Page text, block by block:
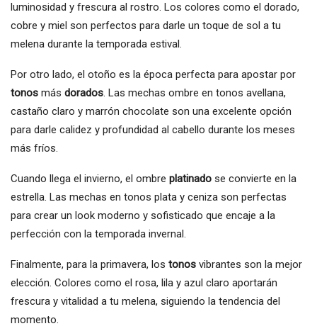
luminosidad y frescura al rostro. Los colores como el dorado,
cobre y miel son perfectos para darle un toque de sol a tu
melena durante la temporada estival.
Por otro lado, el otoño es la época perfecta para apostar por
tonos más dorados. Las mechas ombre en tonos avellana,
castaño claro y marrón chocolate son una excelente opción
para darle calidez y profundidad al cabello durante los meses
más fríos.
Cuando llega el invierno, el ombre platinado se convierte en la
estrella. Las mechas en tonos plata y ceniza son perfectas
para crear un look moderno y sofisticado que encaje a la
perfección con la temporada invernal.
Finalmente, para la primavera, los tonos vibrantes son la mejor
elección. Colores como el rosa, lila y azul claro aportarán
frescura y vitalidad a tu melena, siguiendo la tendencia del
momento.